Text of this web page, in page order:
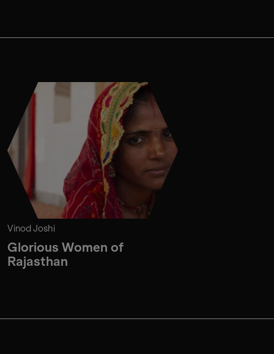
Vinod Joshi
Glorious Women of
Rajasthan